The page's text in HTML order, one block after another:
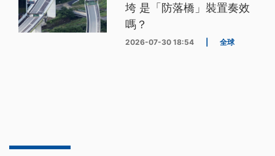
垮 是「防落橋」裝置奏效
嗎？
2026-07-30 18:54 全球